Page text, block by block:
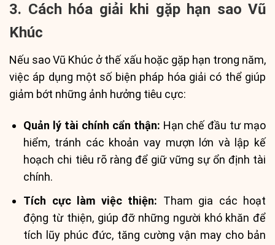
3. Cách hóa giải khi gặp hạn sao Vũ
Khúc
Nếu sao Vũ Khúc ở thế xấu hoặc gặp hạn trong năm,
việc áp dụng một số biện pháp hóa giải có thể giúp
giảm bớt những ảnh hưởng tiêu cực:
Quản lý tài chính cẩn thận: Hạn chế đầu tư mạo
hiểm, tránh các khoản vay mượn lớn và lập kế
hoạch chi tiêu rõ ràng để giữ vững sự ổn định tài
chính.
Tích cực làm việc thiện: Tham gia các hoạt
động từ thiện, giúp đỡ những người khó khăn để
tích lũy phúc đức, tăng cường vận may cho bản